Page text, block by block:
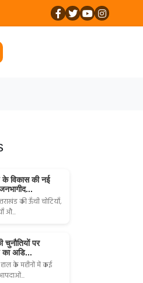
के विकास की नई
की ऊँची चोटियाँ,
औ...
चुनौतियों पर
का अडि...
हाल के महीनों में कई